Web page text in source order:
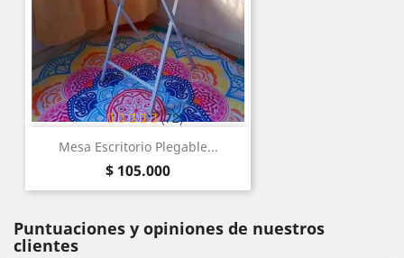
Mesa Escritorio Plegable...
Precio
$ 105.000
(72)
Puntuaciones y opiniones de nuestros
clientes